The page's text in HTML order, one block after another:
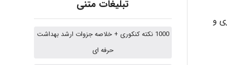
و
vali
تبلیغات متنی
1000 نکته کنکوری + خلاصه جزوات ارشد بهداشت
حرفه ای